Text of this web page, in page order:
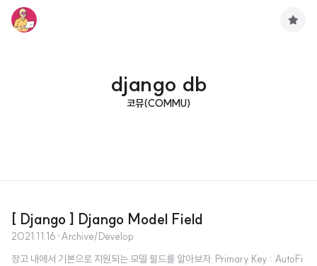
django db
코뮤(COMMU)
[ Django ] Django Model Field
2021.11.16 ·Archive/Develop
장고 내에서 기본으로 지원되는 모델 필드를 알아보자. Primary Key : AutoFi
구